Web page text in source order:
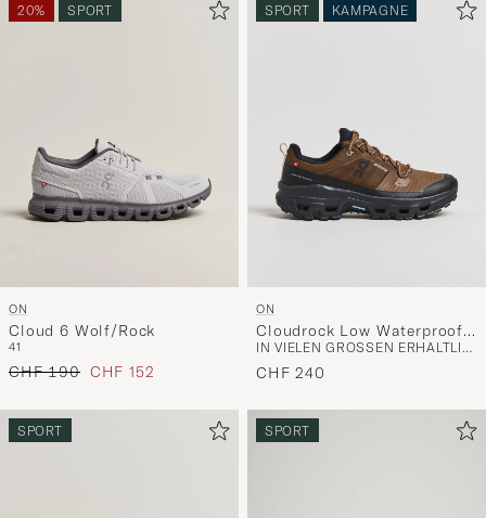
20% SPORT
ON
Cloud 6 Wolf/Rock
41
Regulärer Preis
CHF 190 Reduzierter Preis
CHF 152
SPORT KAMPAGNE
ON
Cloudrock Low Waterproof
Earth/Black
IN VIELEN GRÖSSEN ERHÄLTLICH
CHF 240
SPORT SPORT